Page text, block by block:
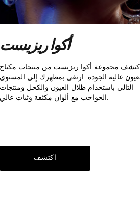
أكوا ريزيست
مجموعة أكوا ريزيست من منتجات مكياج
عالية الجودة. ارتقي بمظهرك إلى المستوى
التالي باستخدام ظلال العيون والكحل ومنتجات
اكتشف